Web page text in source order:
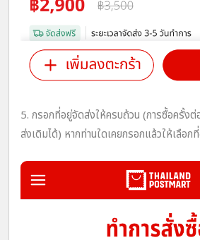
5. กรอกที่อยู่จัดส่งให้ครบถ้วน (การซื้อครั้งต่
ส่งเดิมได้) หากท่านใดเคยกรอกแล้วให้เลือ